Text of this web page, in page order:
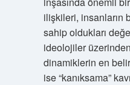
ilişkileri, insanların
sahip oldukları
ideolojiler
dinamiklerin en
ise “kanıksama”